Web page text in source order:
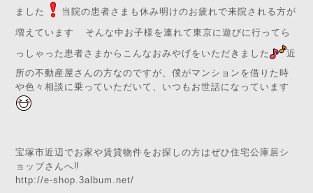
ました
当院の患者さまも休み明けのお疲れで来院される方が
増えています
そんな中お子様を連れて東京に遊びに行ってら
っしゃった患者さまからこんなおみやげをいただきました
近
所の不動産屋さんの方なのですが、僕がマンションを借りた時
や色々相談に乗っていただいて、いつもお世話になっています
宝塚市近辺でお家や賃貸物件をお探しの方はぜひ住宅公庫居シ
ョップさんへ‼️
http://e-shop.3album.net/